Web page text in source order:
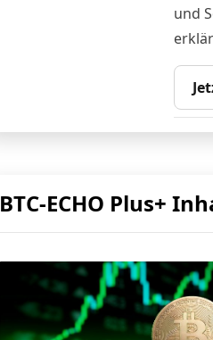
und
BTC-ECHO Plus+